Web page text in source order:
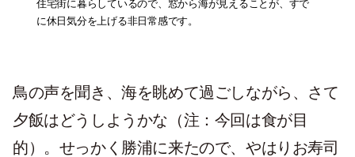
住宅街に暮らしているので、窓から海が見えることが、すで
に休日気分を上げる非日常感です。
鳥の声を聞き、海を眺めて過ごしながら、さて
夕飯はどうしようかな（注：今回は食が目
的）。せっかく勝浦に来たので、やはりお寿司